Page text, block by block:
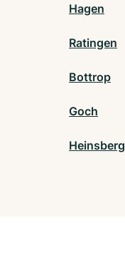
Hagen
Ratingen
Bottrop
Goch
Heinsberg